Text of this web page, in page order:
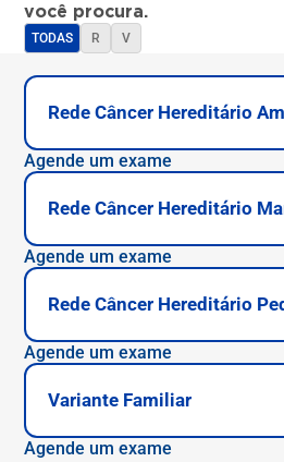
você procura.
TODAS R V
Rede Câncer Hereditário
Agende um exame
Rede Câncer Hereditário
Agende um exame
Rede Câncer Hereditário
Agende um exame
Variante Familiar
Agende um exame